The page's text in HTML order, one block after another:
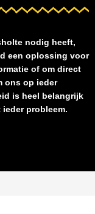
nodig heeft,
een oplossing voor
of om direct
ons op ieder
is heel belangrijk
probleem.